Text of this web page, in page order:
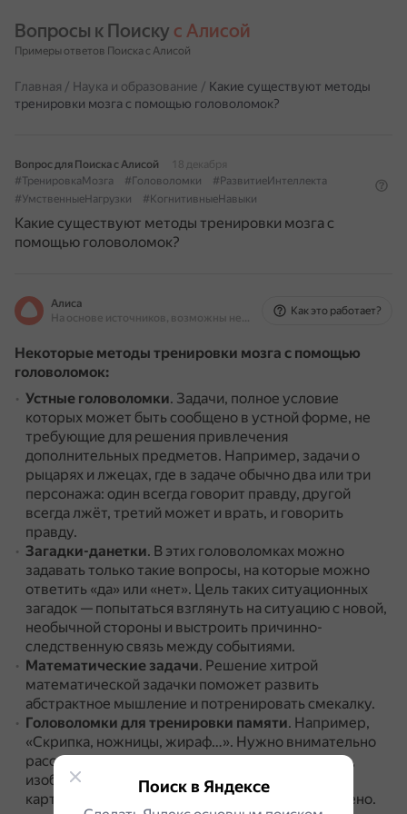
Вопросы к Поиску с Алисой
Примеры ответов Поиска с Алисой
Главная / Наука и образование / Какие существуют методы
тренировки мозга с помощью головоломок?
Вопрос для Поиска с Алисой
18 декабря
#ТренировкаМозга
#Головоломки
#РазвитиеИнтеллекта
#УмственныеНагрузки
#КогнитивныеНавыки
Какие существуют методы тренировки мозга с
помощью головоломок?
Алиса
На основе источников, возможны неточности
Как это работает?
Некоторые методы тренировки мозга с помощью
головоломок:
Устные головоломки. Задачи, полное условие
которых может быть сообщено в устной форме, не
требующие для решения привлечения
дополнительных предметов. Например, задачи о
рыцарях и лжецах, где в задаче обычно два или три
персонажа: один всегда говорит правду, другой
всегда лжёт, третий может и врать, и говорить
правду.
Загадки-данетки. В этих головоломках можно
задавать только такие вопросы, на которые можно
ответить «да» или «нет». Цель таких ситуационных
загадок — попытаться взглянуть на ситуацию с новой,
необычной стороны и выстроить причинно-
следственную связь между событиями.
Математические задачи. Решение хитрой
математической задачки поможет развить
абстрактное мышление и потренировать смекалку.
Головоломки для тренировки памяти. Например,
«Скрипка, ножницы, жираф…». Нужно внимательно
рассматривать в течение двух минут предметы,
изображённые на картинке.Потом, не глядя на
картинку, записать на листе бумаги, что запомнено.
Поиск в Яндексе